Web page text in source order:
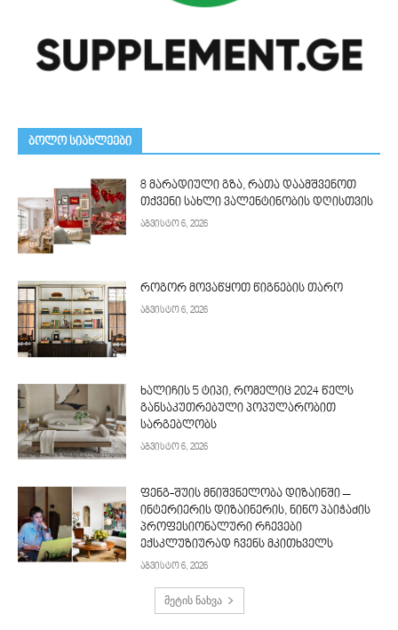
ᲑᲝᲚᲝ ᲡᲘᲐᲮᲚᲔᲔᲑᲘ
8 მარადიული გზა, რათა დაამშვენოთ
თქვენი სახლი ვალენტინობის დღისთვის
აგვისტო 6, 2026
როგორ მოვაწყოთ წიგნების თარო
აგვისტო 6, 2026
ხალიჩის 5 ტიპი, რომელიც 2024 წელს
განსაკუთრებული პოპულარობით
სარგებლობს
აგვისტო 6, 2026
ფენგ-შუის მნიშვნელობა დიზაინში –
ინტერიერის დიზაინერის, ნინო პაიჭაძის
პროფესიონალური რჩევები
ექსკლუზიურად ჩვენს მკითხველს
აგვისტო 6, 2026
მეტის ნახვა